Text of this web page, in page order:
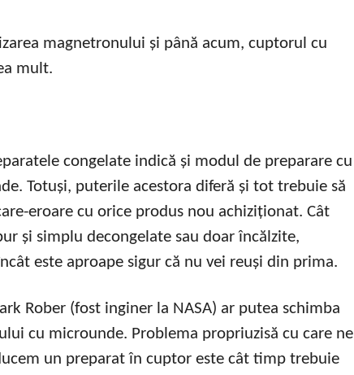
magnetronului și până acum, cuptorul cu
mult.
congelate indică și modul de preparare cu
Totuși, puterile acestora diferă și tot trebuie să
eroare cu orice produs nou achiziționat. Cât
și simplu decongelate sau doar încălzite,
este aproape sigur că nu vei reuși din prima.
Rober (fost inginer la NASA) ar putea schimba
cu microunde. Problema propriuzisă cu care ne
un preparat în cuptor este cât timp trebuie